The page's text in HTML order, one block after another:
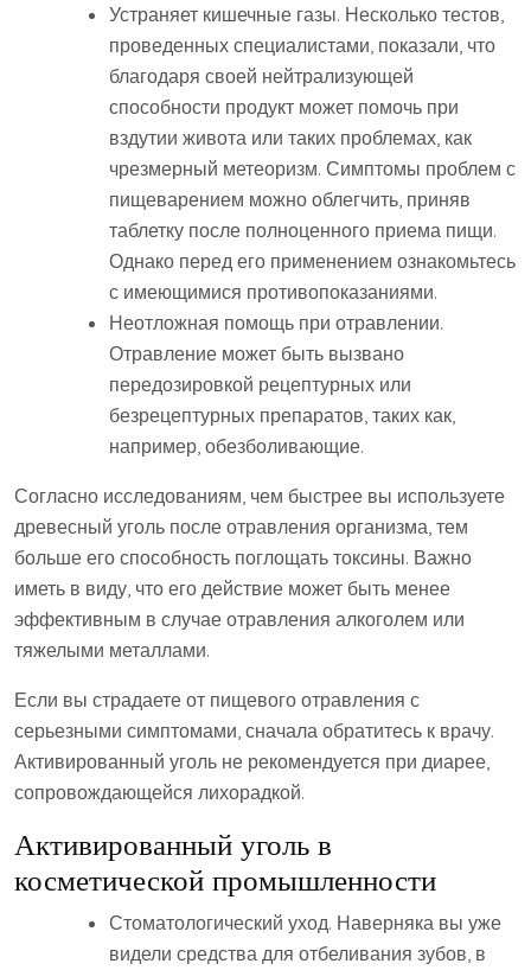
Устраняет кишечные газы. Несколько тестов,
проведенных специалистами, показали, что
благодаря своей нейтрализующей
способности продукт может помочь при
вздутии живота или таких проблемах, как
чрезмерный метеоризм. Симптомы проблем с
пищеварением можно облегчить, приняв
таблетку после полноценного приема пищи.
Однако перед его применением ознакомьтесь
с имеющимися противопоказаниями.
Неотложная помощь при отравлении.
Отравление может быть вызвано
передозировкой рецептурных или
безрецептурных препаратов, таких как,
например, обезболивающие.
Согласно исследованиям, чем быстрее вы используете
древесный уголь после отравления организма, тем
больше его способность поглощать токсины. Важно
иметь в виду, что его действие может быть менее
эффективным в случае отравления алкоголем или
тяжелыми металлами.
Если вы страдаете от пищевого отравления с
серьезными симптомами, сначала обратитесь к врачу.
Активированный уголь не рекомендуется при диарее,
сопровождающейся лихорадкой.
Активированный уголь в
косметической промышленности
Стоматологический уход. Наверняка вы уже
видели средства для отбеливания зубов, в